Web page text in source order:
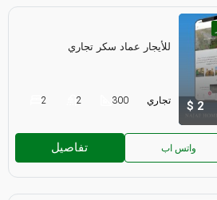
2
للأيجار عماد سكر تجاري
2 2 300 تجاري
تفاصيل واتس اب